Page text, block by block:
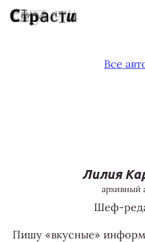
Лилия
архивный
Шеф-
Пишу «вкусные»
Все